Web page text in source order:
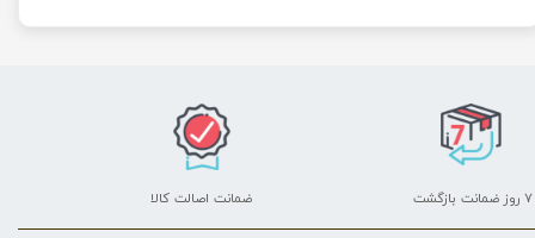
۷ روز ضمانت بازگشت ضمانت اصالت کالا